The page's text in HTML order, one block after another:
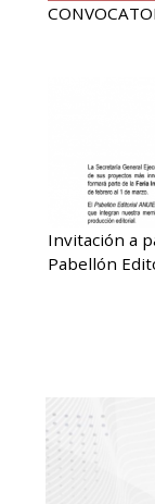
Invitación a
Pabellón